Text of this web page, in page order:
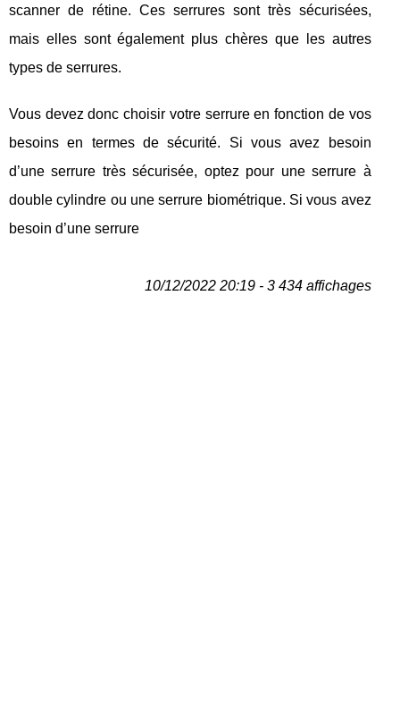
scanner de rétine. Ces serrures sont très sécurisées,
mais elles sont également plus chères que les autres
types de serrures.
Vous devez donc choisir votre serrure en fonction de vos
besoins en termes de sécurité. Si vous avez besoin
d’une serrure très sécurisée, optez pour une serrure à
double cylindre ou une serrure biométrique. Si vous avez
besoin d’une serrure
10/12/2022 20:19 - 3 434 affichages